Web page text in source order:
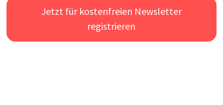
Jetzt für kostenfreien Newsletter
registrieren